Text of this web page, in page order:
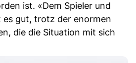
ist. «Dem Spieler und
es gut, trotz der enormen
die die Situation mit sich